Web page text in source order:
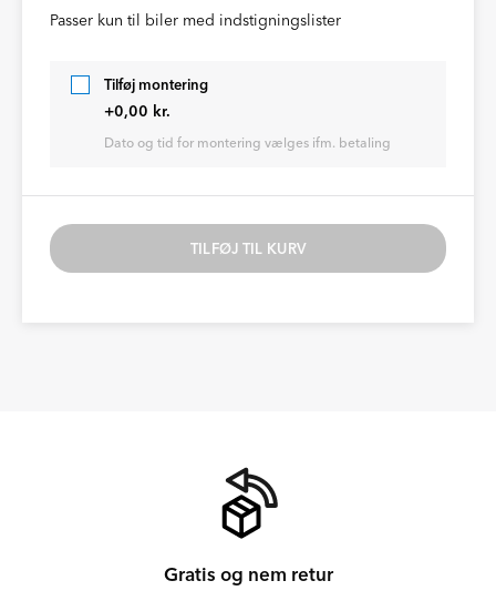
Passer kun til biler med indstigningslister
Tilføj montering
+0,00 kr.
Dato og tid for montering vælges ifm. betaling
TILFØJ TIL KURV
Gratis og nem retur